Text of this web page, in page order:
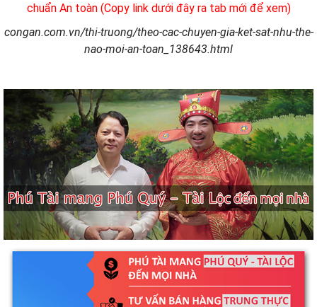
chuẩn An toàn (Copy link dưới đây ra tab mới để xem)
congan.com.vn/thi-truong/theo-cac-chuyen-gia-ket-sat-nhu-the-
nao-moi-an-toan_138643.html